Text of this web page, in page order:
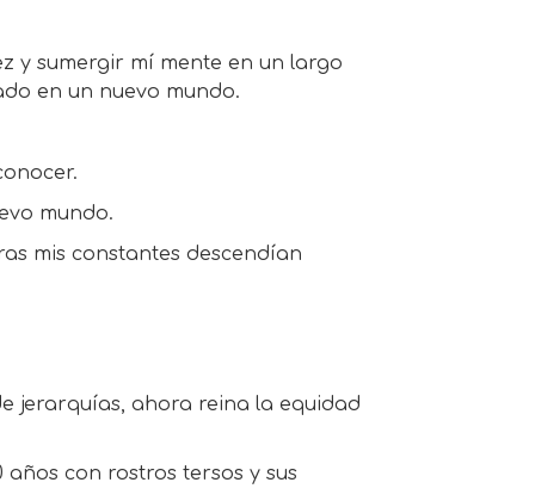
y sumergir mí mente en un largo
en un nuevo mundo.
mundo.
mis constantes descendían
jerarquías, ahora reina la equidad
con rostros tersos y sus